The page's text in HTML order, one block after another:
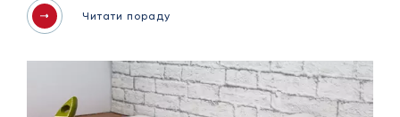
Читати пораду